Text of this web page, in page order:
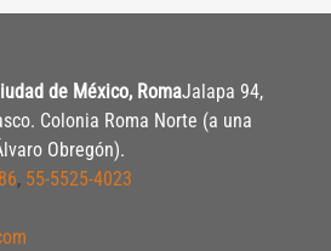
de México, RomaJalapa 94,
Colonia Roma Norte (a una
Obregón).
, 55-5525-4023